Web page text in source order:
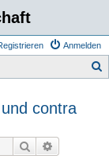
Anmelden
contra
Suche